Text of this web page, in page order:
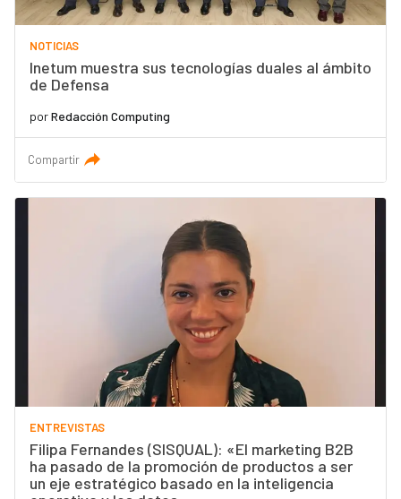
NOTICIAS
Inetum muestra sus tecnologías duales al ámbito
de Defensa
porRedacción Computing
Compartir
ENTREVISTAS
Filipa Fernandes (SISQUAL): «El marketing B2B
ha pasado de la promoción de productos a ser
un eje estratégico basado en la inteligencia